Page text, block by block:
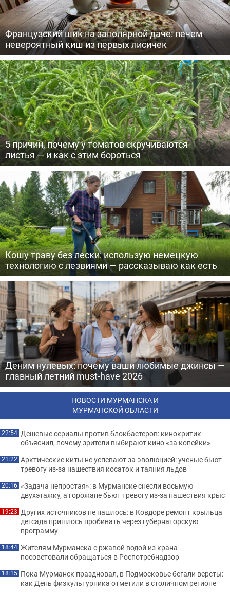
Французский шик на заполярной даче: печем
невероятный киш из первых лисичек
5 причин, почему у томатов скручиваются
листья — и как с этим бороться
Кошу траву без лески: использую немецкую
технологию с лезвиями — рассказываю как есть
Деним нулевых: почему ваши любимые джинсы —
главный летний must-have 2026
НОВОСТИ МУРМАНСКА И
МУРМАНСКОЙ ОБЛАСТИ
22:54 Дешевые сериалы против блокбастеров: кинокритик
объяснил, почему зрители выбирают кино «за копейки»
21:22 Арктические киты не успевают за эволюцией: ученые бьют
тревогу из-за нашествия косаток и таяния льдов
20:16 «Задача непростая»: в Мурманске снесли восьмую
двухэтажку, а горожане бьют тревогу из-за нашествия крыс
19:23 Других источников не нашлось: в Ковдоре ремонт крыльца
детсада пришлось пробивать через губернаторскую
программу
18:44 Жителям Мурманска с ржавой водой из крана
посоветовали обращаться в Роспотребнадзор
18:15 Пока Мурманск праздновал, в Подмосковье бегали версты:
как День физкультурника отметили в столичном регионе